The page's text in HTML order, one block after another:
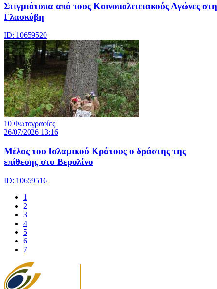
Στιγμιότυπα από τους Κοινοπολιτειακούς Αγώνες στη
Γλασκόβη
ID: 10659520
10 Φωτογραφίες
26/07/2026 13:16
Μέλος του Ισλαμικού Κράτους o δράστης της
επίθεσης στο Βερολίνο
ID: 10659516
1
2
3
4
5
6
7